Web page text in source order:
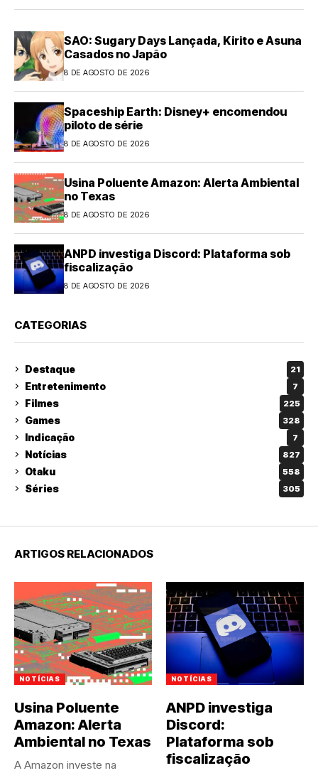
SAO: Sugary Days Lançada, Kirito e Asuna
Casados no Japão
8 DE AGOSTO DE 2026
Spaceship Earth: Disney+ encomendou
piloto de série
8 DE AGOSTO DE 2026
Usina Poluente Amazon: Alerta Ambiental
no Texas
8 DE AGOSTO DE 2026
ANPD investiga Discord: Plataforma sob
fiscalização
8 DE AGOSTO DE 2026
CATEGORIAS
Destaque 21
Entretenimento 7
Filmes 225
Games 328
Indicação 7
Notícias 827
Otaku 558
Séries 305
ARTIGOS RELACIONADOS
NOTÍCIAS
Usina Poluente
Amazon: Alerta
Ambiental no Texas
A Amazon investe na
NOTÍCIAS
ANPD investiga
Discord:
Plataforma sob
fiscalização